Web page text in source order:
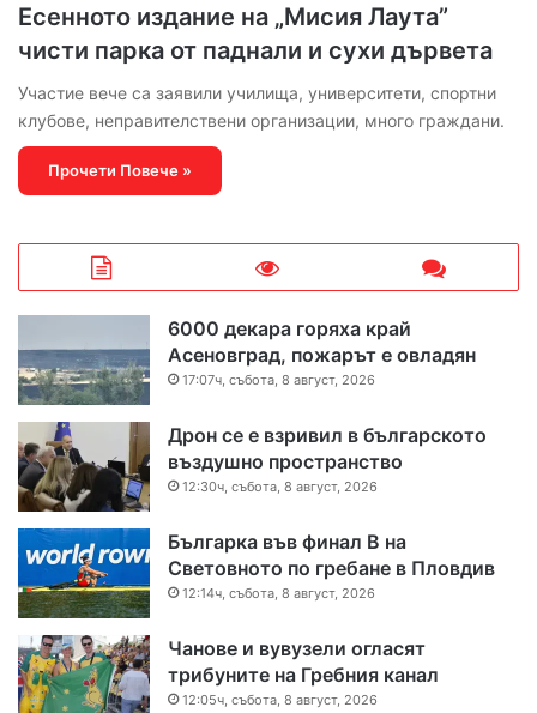
Есенното издание на „Мисия Лаута”
чисти парка от паднали и сухи дървета
Участие вече са заявили училища, университети, спортни
клубове, неправителствени организации, много граждани.
Прочети Повече »
6000 декара горяха край
Асеновград, пожарът е овладян
17:07ч, събота, 8 август, 2026
Дрон се е взривил в българското
въздушно пространство
12:30ч, събота, 8 август, 2026
Българка във финал B на
Световното по гребане в Пловдив
12:14ч, събота, 8 август, 2026
Чанове и вувузели огласят
трибуните на Гребния канал
12:05ч, събота, 8 август, 2026